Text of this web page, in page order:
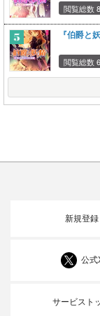
閲覧総数 8
『伯爵と
閲覧総数 6
新規登録
公式
サービスト